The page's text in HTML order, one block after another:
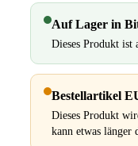
Auf Lager in
Dieses Produkt ist
Bestellartikel
Dieses Produkt
kann etwas länger